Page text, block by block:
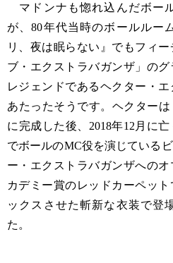
マドンナも惚れ込んだボー
が、80年代当時のボールルー
リ、夜は眠らない』でもフィ
ブ・エクストラバガンザ」のグ
レジェンドであるヘクター・
あたったそうです。ヘクター
に完成した後、2018年12月に
でボールのMC役を演じている
ー・エクストラバガンザへの
カデミー賞のレッドカーペッ
ックスさせた斬新な衣装で登
た。